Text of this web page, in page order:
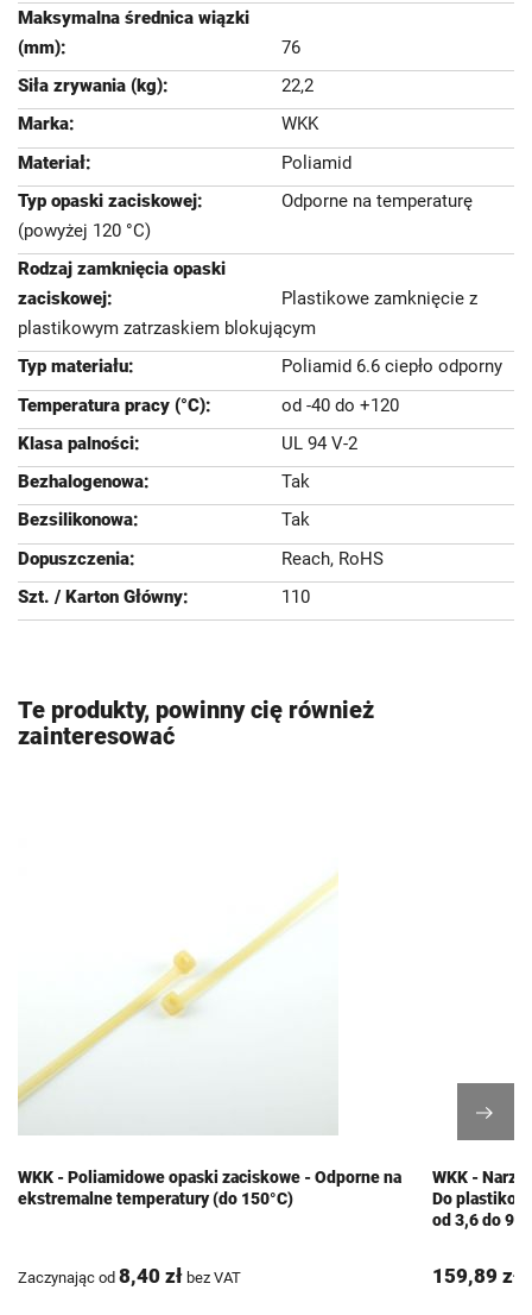
76
22,2
WKK
Poliamid
Odporne na temperaturę
(powyżej 120 °C)
Plastikowe zamknięcie z
plastikowym zatrzaskiem blokującym
Poliamid 6.6 ciepło odporny
od -40 do +120
UL 94 V-2
Tak
Tak
Reach, RoHS
110
Te produkty, powinny cię również
zainteresować
WKK - Poliamidowe opaski zaciskowe - Odporne na
ekstremalne temperatury (do 150°C)
Zaczynając od 8,40 zł bez VAT
WKK -
Do
od 3,6 do
159,89 zł